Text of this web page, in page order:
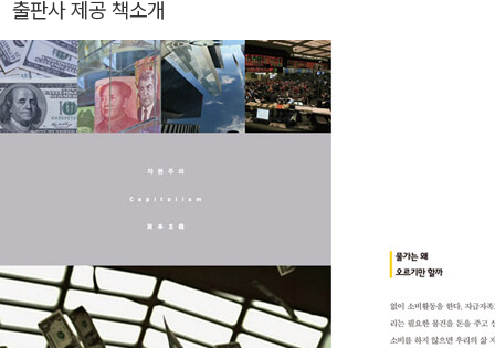
같은 해 주요 대형서점과 인터넷 포털 사이트의 자녀교육 분야 ‘최고
의 책’으로 선정되었다. 또한 2012년에 방송된 EBS 다큐프라임 <자
본주의>로 한국방송대상 대상, 국무총리 표창 등 10여 개의 상을 수
상했다. 현재 EBS 정책기획부장으로 재직 중이며, ‘어떻게 행복하게
프로그램을 기획 중이다. EBS <자본주의> 제작팀 작가｜고희정 이
뿡뿡이>, <생방송 톡톡 보니하니>, <뽀뽀뽀>, <꼬마 요리사>, <만
들어 볼까요?>, <과학 놀이터>, <토끼가 까꿍>, EBS 다큐프라임 <
자본주의> 등의 방송 프로그램을 썼다. 『어린이 과학 형사대 CSI 시
출판사 제공 책소개